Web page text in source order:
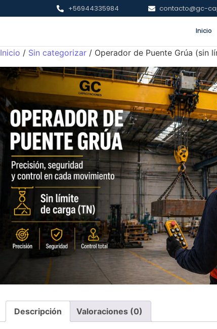
+56944335984 contacto@gc-
Inicio
Inicio / Sin categorizar / Operador de Puente Grúa (sin
Descripción Valoraciones (0)